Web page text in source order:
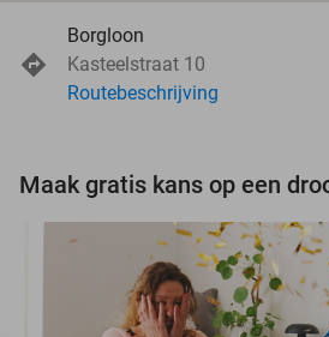
Borgloon
Kasteelstraat 10
Routebeschrijving